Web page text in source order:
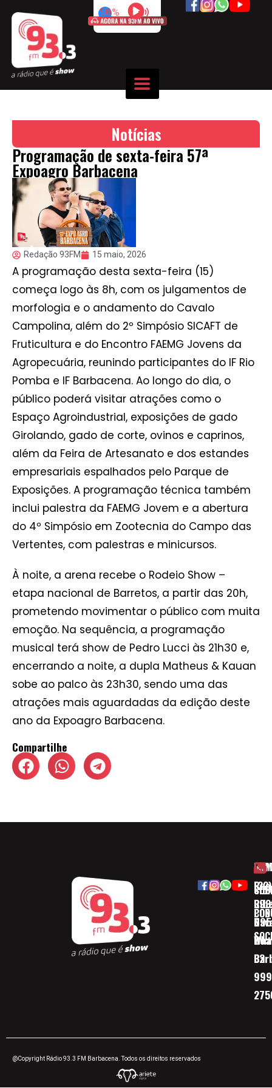
50%
Notícias
Programação de sexta-feira 57ª
Expoagro Barbacena
Redação 93FM 15 maio, 2026
A programação desta sexta-feira (15)
começa logo às 8h, com os julgamentos de
morfologia e o andamento do Cavalo
Campolina, além do 2º Simpósio SICAFT de
Fruticultura e do Encontro FAEMG Jovens da
Agropecuária, reunindo participantes do IF Rio
Pomba e IF Barbacena. Ao longo do dia, o
público poderá visitar atrações como o
Espaço Agroindustrial, exposições de gado
Girolando, gado de corte, ovinos e caprinos,
além da Feira de Artesanato e dos estandes
empresariais espalhados pelo Parque de
Exposições. A programação técnica também
inclui palestra da FAEMG Jovem e a abertura
do 4º Simpósio em Zootecnia do Campo das
Vertentes, com palestras e minicursos.
À noite, a arena recebe o Rodeio Show –
etapa nacional de Barretos, a partir das 20h,
prometendo movimentar o público com muita
emoção. Na sequência, a programação
musical terá show de Pedro Lucci às 21h30 e,
encerrando a noite, a dupla Matheus & Kauan
sobe ao palco às 23h30, sendo uma das
atrações mais aguardadas da edição deste
ano da Expoagro Barbacena.
Compartilhe
(32)
32
@Copyright Rádio 93.3 FM Barbacena. Todos os direitos reservados